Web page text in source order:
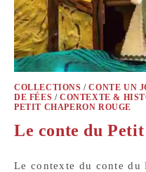
COLLECTIONS /CONTE UN
DE FÉES /CONTEXTE &
PETIT CHAPERON ROUGE
Le conte du
Le contexte du conte du